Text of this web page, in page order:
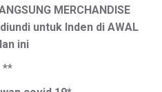
MERCHANDISE
untuk Inden di AWAL
ini
**